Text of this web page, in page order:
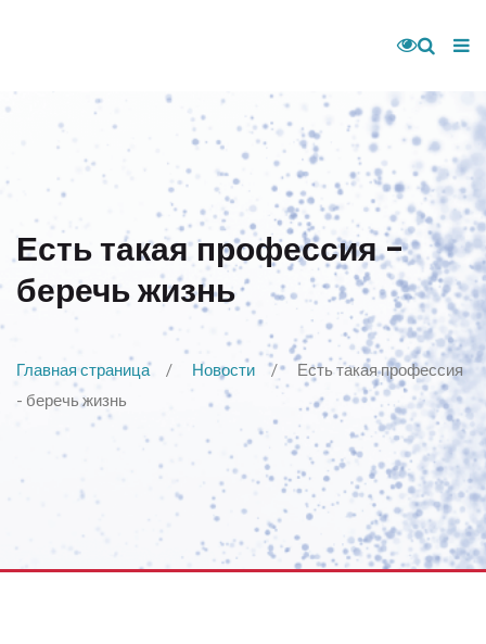
Есть такая профессия -
беречь жизнь
Главная страница Новости
Есть такая профессия
- беречь жизнь